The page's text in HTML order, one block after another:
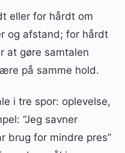
eller for hårdt om
og afstand; for hårdt
at gøre samtalen
på samme hold.
i tre spor: oplevelse,
“Jeg savner
brug for mindre pres”